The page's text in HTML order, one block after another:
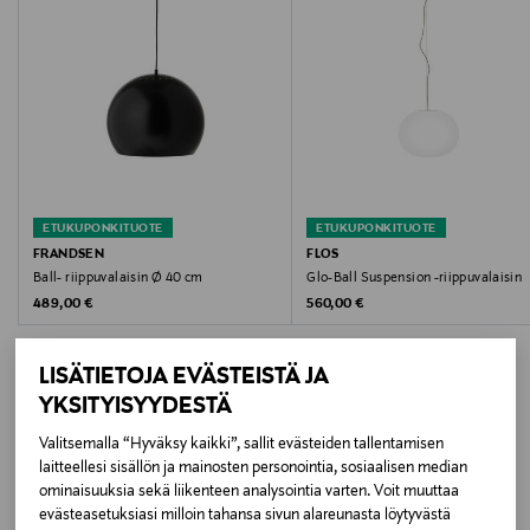
LISÄTIETOJA EVÄSTEISTÄ JA
YKSITYISYYDESTÄ
Valitsemalla “Hyväksy kaikki”, sallit evästeiden tallentamisen
laitteellesi sisällön ja mainosten personointia, sosiaalisen median
ominaisuuksia sekä liikenteen analysointia varten. Voit muuttaa
evästeasetuksiasi milloin tahansa sivun alareunasta löytyvästä
Lasia ja terästä
Kanta
E27
Väri
WHITE
450 x 360 mm
Valmistusmaa
ETUKUPONKITUOTE
FRANDSEN
Ball- riippuvalaisin Ø 40 cm
Original Price
489,00 €
ETUKUPONKITUOTE
FLOS
Glo-Ball Suspension -riippuvalaisin
Original Price
560,00 €
LISÄÄ KIINNOSTAVIA
TUOTTEITA